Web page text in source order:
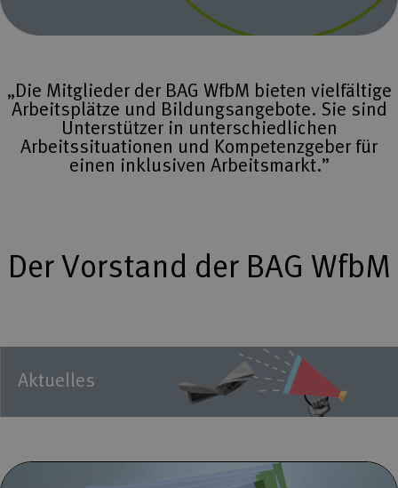
„Die Mitglieder der BAG WfbM bieten vielfältige
Arbeitsplätze und Bildungsangebote. Sie sind
Unterstützer in unterschiedlichen
Arbeitssituationen und Kompetenzgeber für
einen inklusiven Arbeitsmarkt.”
Der Vorstand der BAG WfbM
Aktuelles